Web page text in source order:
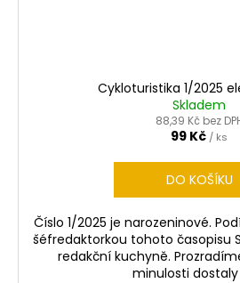
Cykloturistika 1/2025
Skladem
88,39 Kč bez
99 Kč / ks
DO KOŠÍKU
Číslo 1/2025 je narozeninové.
šéfredaktorkou tohoto časopisu
redakční kuchyně.
minulosti dostaly